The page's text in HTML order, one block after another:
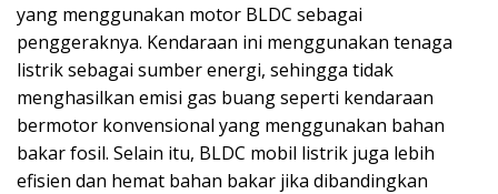
yang menggunakan motor BLDC sebagai
penggeraknya. Kendaraan ini menggunakan tenaga
listrik sebagai sumber energi, sehingga tidak
menghasilkan emisi gas buang seperti kendaraan
bermotor konvensional yang menggunakan bahan
bakar fosil. Selain itu, BLDC mobil listrik juga lebih
efisien dan hemat bahan bakar jika dibandingkan